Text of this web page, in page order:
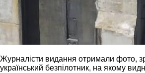
Журналісти видання отримали фото,
український безпілотник, на якому